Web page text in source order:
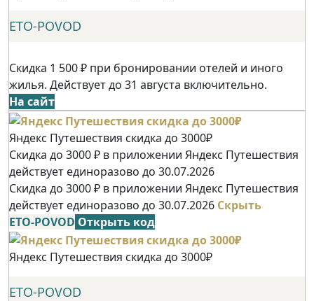
ETO-POVOD
Скидка 1 500 ₽ при бронировании отелей и иного
жилья. Действует до 31 августа включительно.
На сайт
Яндекс Путешествия скидка до 3000₽
Скидка до 3000 ₽ в приложении Яндекс Путешествия
действует единоразово до 30.07.2026
Скидка до 3000 ₽ в приложении Яндекс Путешествия
действует единоразово до 30.07.2026 Скрыть
ETO-POVOD Открыть код
Яндекс Путешествия скидка до 3000₽
ETO-POVOD